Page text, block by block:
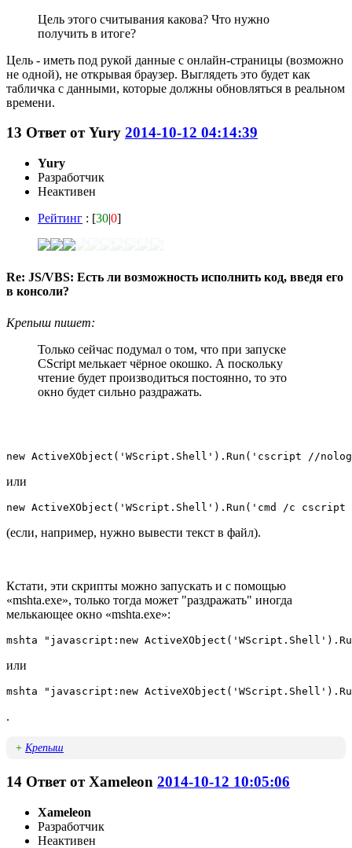
Цель этого считывания какова? Что нужно
получить в итоге?
Цель - иметь под рукой данные с онлайн-страницы (возможно
не одной), не открывая браузер. Выглядеть это будет как
табличка с данными, которые должны обновляться в реальном
времени.
13 Ответ отYury 2014-10-12 04:14:39
Yury
Разработчик
Неактивен
Рейтинг : [30|0]
Re: JS/VBS: Есть ли возможность исполнить код, введя его
в консоли?
Крепыш пишет:
Только сейчас подумал о том, что при запуске
CScript мелькает чёрное окошко. А поскольку
чтение будет производиться постоянно, то это
окно будет сильно раздражать.
new ActiveXObject('WScript.Shell').Run('cscript //
или
new ActiveXObject('WScript.Shell').Run('cmd /c
(если, например, нужно вывести текст в файл).
Кстати, эти скрипты можно запускать и с помощью
«mshta.exe», только тогда может "раздражать" иногда
мелькающее окно «mshta.exe»:
mshta "javascript:new
или
mshta "javascript:new
.
+ Крепыш
14 Ответ отXameleon 2014-10-12 10:05:06
Xameleon
Разработчик
Неактивен